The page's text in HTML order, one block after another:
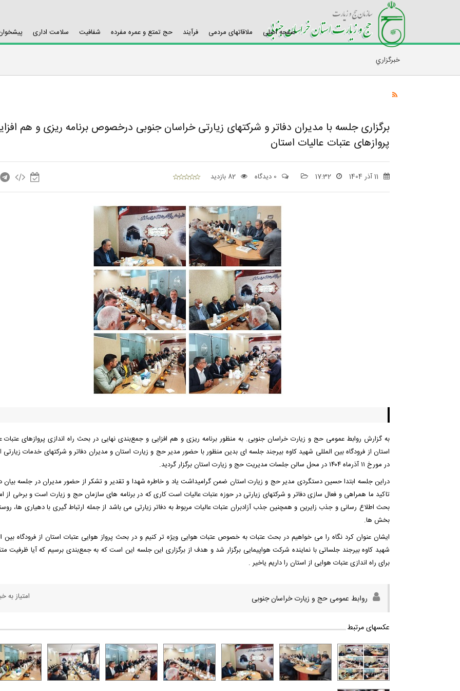
صفحه اصلی
ملاقاتهای مردمی فرآیند حج تمتع و عمره مفرده شفافیت سلامت اداری
خبرگزاري
برگزاری جلسه با مدیران دفاتر و شرکتهای زیارتی خراسان جنوبی درخصوص برنامه ریزی و هم
پروازهای عتبات عالیات استان
11 آذر 1404 17:32 0 دیدگاه 82 بازدید
به گزارش روابط عمومی حج و زیارت خراسان جنوبی. به منظور برنامه ریزی و هم افزایی و جمع‌بندی نهایی در بحث راه اندازی پروازهای عتبات
استان از فرودگاه بین المللی شهید کاوه بیرجند جلسه ای بدین منظور با حضور مدیر حج و زیارت استان و مدیران دفاتر و شرکتهای خدمات زیارتی
در مورخ ۱۱ آذرماه ۱۴۰۴ در محل سالن جلسات مدیریت حج و زیارت استان برگزار گردید.
دراین جلسه ابتدا حسین دستگردی مدیر حج و زیارت استان ضمن گرامیداشت یاد و خاطره شهدا و تقدیر و تشکر از حضور مدیران در جلسه
تاکید ما همراهی و فعال سازی دفاتر و شرکتهای زیارتی در حوزه عتبات عالیات است کاری که در برنامه های سازمان حج و زیارت است و برخی از
بحث اطلاع رسانی و جذب زایرین و همچنین جذب آزادبران عتبات عالیات مربوط به دفاتر زیارتی می باشد از جمله ارتباط گیری با دهیاری ها،
بخش ها.
ایشان عنوان کرد نگاه را می خواهیم در بحث عتبات به خصوص عتبات هوایی ویژه تر کنیم و در بحث پرواز هوایی عتبات استان از فرودگاه بین
شهید کاوه بیرجند جلساتی با نماینده شرکت هواپیمایی برگزار شد و هدف از برگزاری این جلسه این است که به جمع‌بندی برسیم که آیا ظرفیت
برای راه اندازی عتبات هوایی از استان را داریم یاخیر .
روابط عمومی حج و زیارت خراسان جنوبی امتیاز به
عکسهای مرتبط